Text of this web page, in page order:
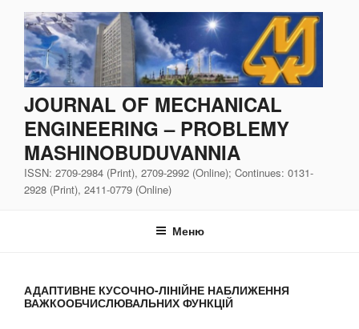
Перейти
вмісту
JOURNAL OF MECHANICAL
ENGINEERING – PROBLEMY
MASHINOBUDUVANNIA
ISSN: 2709-2984 (Print), 2709-2992 (Online); Continues: 0131-
2928 (Print), 2411-0779 (Online)
Меню
АДАПТИВНЕ КУСОЧНО-ЛІНІЙНЕ НАБЛИЖЕННЯ
ВАЖКООБЧИСЛЮВАЛЬНИХ ФУНКЦІЙ